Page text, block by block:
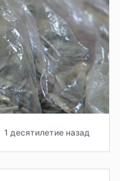
1 десятилетие назад